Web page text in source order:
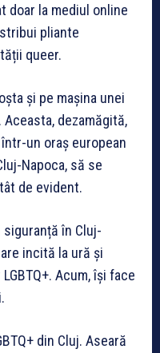
doar la mediul online
pliante
queer.
și pe mașina unei
Aceasta, dezamăgită,
un oraș european
Napoca, să se
de evident.
siguranță în Cluj-
incită la ură și
Acum, își face
din Cluj. Aseară